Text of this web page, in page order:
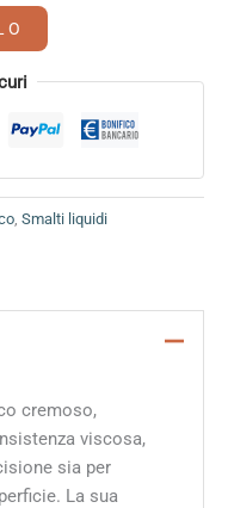
, Smalti liquidi
cremoso,
viscosa,
sia per
La sua